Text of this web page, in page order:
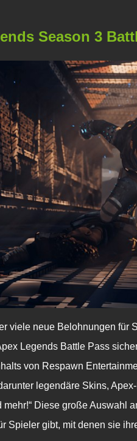
Season 3
viele neue Belohnungen für
Legends Battle Pass
von Respawn
legendäre Skins,
mehr!“ Diese große Auswahl
Spieler gibt, mit denen sie